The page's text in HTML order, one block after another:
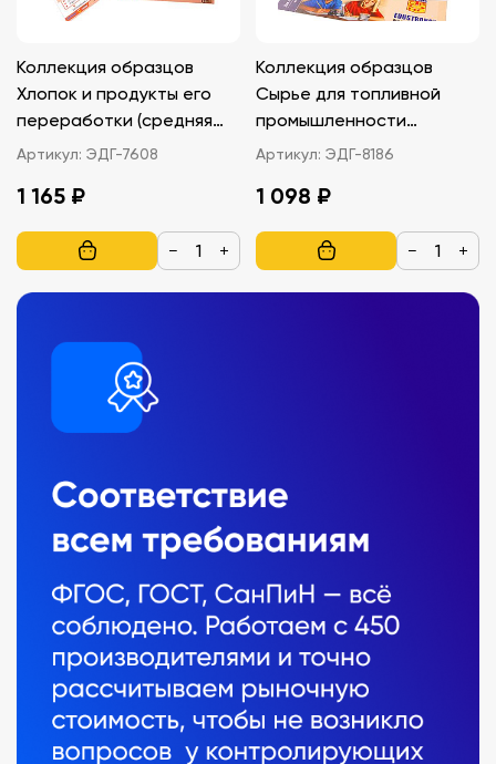
Коллекция образцов
Хлопок и продукты его
переработки (средняя
школа)
Артикул: ЭДГ-7608
1 165 ₽
− +
Коллекция образцов
Сырье для топливной
промышленности
(раздаточная)
Артикул: ЭДГ-8186
1 098 ₽
− +